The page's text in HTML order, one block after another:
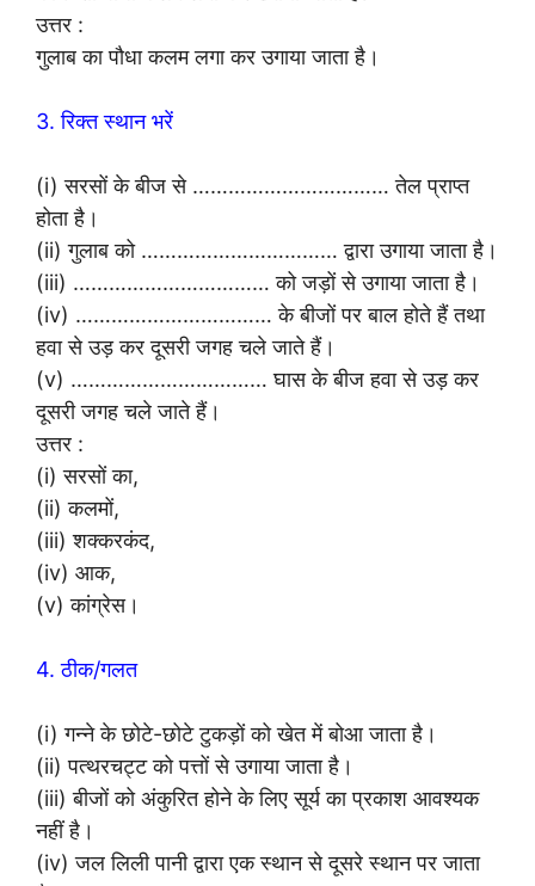
उत्तर :
गुलाब का पौधा कलम लगा कर उगाया जाता है।
3. रिक्त स्थान भरें
(i) सरसों के बीज से …………………………… तेल प्राप्त
होता है।
(ii) गुलाब को …………………………… द्वारा उगाया जाता है।
(iii) …………………………… को जड़ों से उगाया जाता है।
(iv) …………………………… के बीजों पर बाल होते हैं तथा
हवा से उड़ कर दूसरी जगह चले जाते हैं।
(v) …………………………… घास के बीज हवा से उड़ कर
दूसरी जगह चले जाते हैं।
उत्तर :
(i) सरसों का,
(ii) कलमों,
(iii) शक्करकंद,
(iv) आक,
(v) कांग्रेस।
4. ठीक/गलत
(i) गन्ने के छोटे-छोटे टुकड़ों को खेत में बोआ जाता है।
(ii) पत्थरचट्ट को पत्तों से उगाया जाता है।
(iii) बीजों को अंकुरित होने के लिए सूर्य का प्रकाश आवश्यक
नहीं है।
(iv) जल लिली पानी द्वारा एक स्थान से दूसरे स्थान पर जाता